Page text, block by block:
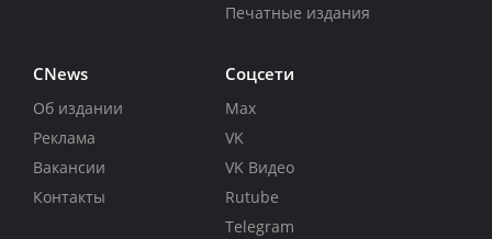
Печатные издания
CNews
Об издании
Реклама
Вакансии
Контакты
Соцсети
Max
VK
VK Видео
Rutube
Telegram